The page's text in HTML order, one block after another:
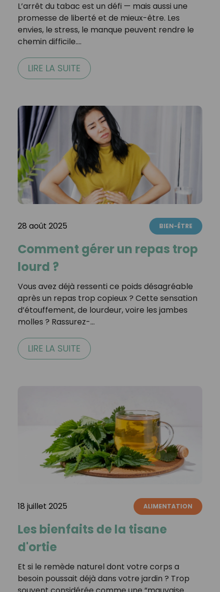
L’arrêt du tabac est un défi — mais aussi une
promesse de liberté et de mieux-être. Les
envies, le stress, le manque peuvent rendre le
chemin difficile.…
LIRE LA SUITE
28 août 2025 BIEN-ÊTRE
Comment gérer un repas trop
lourd ?
Vous avez déjà ressenti ce poids désagréable
après un repas trop copieux ? Cette sensation
d’étouffement, de lourdeur, voire les jambes
molles ? Rassurez-…
LIRE LA SUITE
18 juillet 2025 ALIMENTATION
Les bienfaits de la tisane
d'ortie
Et si le remède naturel dont votre corps a
besoin poussait déjà dans votre jardin ? Trop